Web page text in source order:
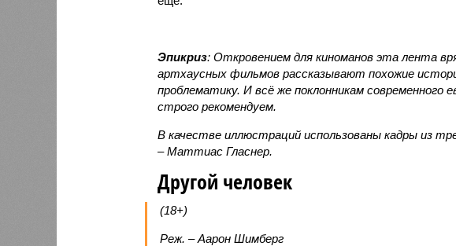
Эпикриз: Откровением для киноманов эта лента
артхаусных фильмов рассказывают похожие
проблематику. И всё же поклонникам современного
строго рекомендуем.
В качестве иллюстраций использованы кадры из
– Маттиас Гласнер.
Другой человек
(18+)
Реж. – Аарон Шимберг